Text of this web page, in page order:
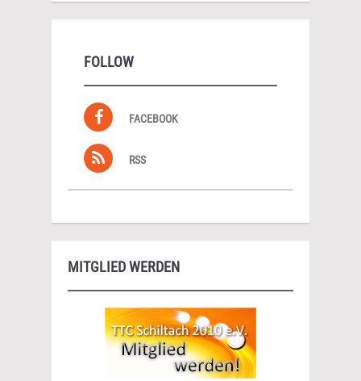
FOLLOW
FACEBOOK
RSS
MITGLIED WERDEN